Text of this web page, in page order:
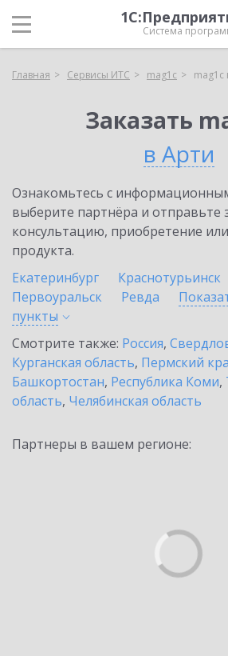
Система
Главная Сервисы ИТС mag1c mag1c
Заказать
в Арти
Ознакомьтесь с
выберите партнёра и отправьте
консультацию, приобретение
продукта.
Екатеринбург
Краснотурьинск
Первоуральск
Ревда
пункты
Смотрите также: Россия,
Курганская область, Пермский
Башкортостан, Республика Коми,
область, Челябинская область
Партнеры в вашем регионе: